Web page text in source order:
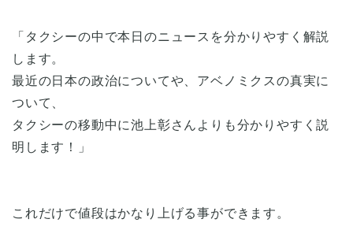
「タクシーの中で本日のニュースを分かりやすく解説
します。
最近の日本の政治についてや、アベノミクスの真実に
ついて、
タクシーの移動中に池上彰さんよりも分かりやすく説
明します！」
これだけで値段はかなり上げる事ができます。